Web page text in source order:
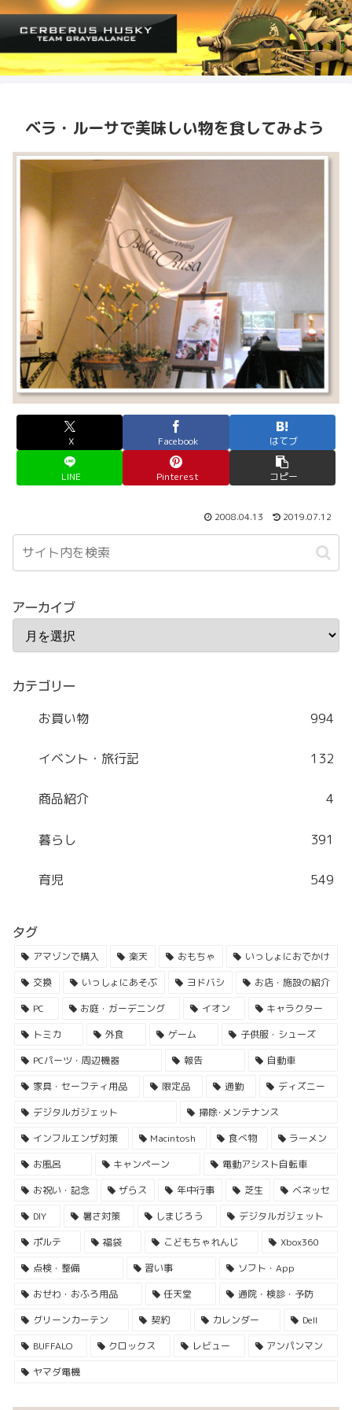
ベラ・ルーサで美味しい物を食してみよう
X Facebook はてブ
LINE Pinterest コピー
2008.04.13 2019.07.12
アーカイブ
カテゴリー
お買い物 994
イベント・旅行記 132
商品紹介 4
暮らし 391
育児 549
タグ
アマゾンで購入 楽天 おもちゃ
いっしょにおでかけ
交換
いっしょにあそぶ ヨドバシ
お店・施設の紹介
PC
お庭・ガーデニング イオン
キャラクター
トミカ
外食 ゲーム
子供服・シューズ
PCパーツ・周辺機器
報告
自動車
家具・セーフティ用品
限定品 通勤
ディズニー
デジタルガジェット
掃除･メンテナンス
インフルエンザ対策
Macintosh 食べ物
ラーメン
お風呂
キャンペーン
電動アシスト自転車
お祝い・記念
ザらス 年中行事 芝生
ベネッセ
DIY
暑さ対策 しまじろう
デジタルガジェット
ポルテ
福袋 こどもちゃれんじ
Xbox360
点検・整備
習い事
ソフト・App
おせわ・おふろ用品
任天堂
通院・検診・予防
グリーンカーテン
契約 カレンダー
Dell
BUFFALO
クロックス レビュー
アンパンマン
ヤマダ電機